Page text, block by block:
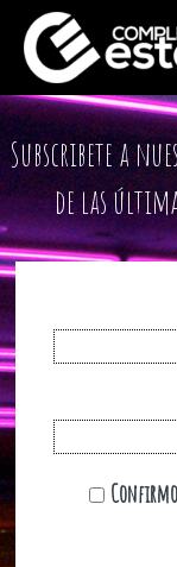
Subscribete a
de las
Confirmo